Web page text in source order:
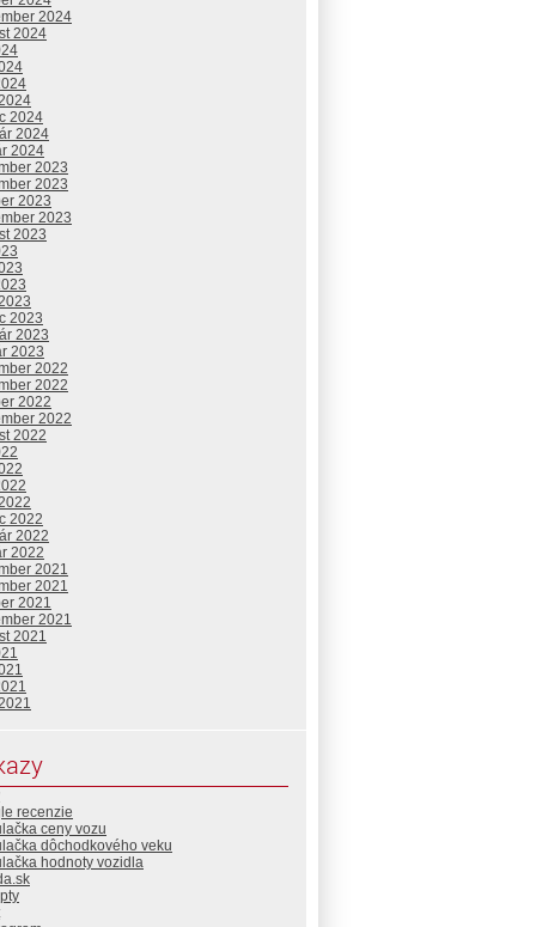
2024
2024
2024
2024
2024
2023
2023
2023
2023
2023
2023
2023
2023
2022
2022
2022
2022
2022
2022
2022
2022
2021
2021
2021
2021
2021
recenzie
ceny vozu
dôchodkového veku
hodnoty vozidla